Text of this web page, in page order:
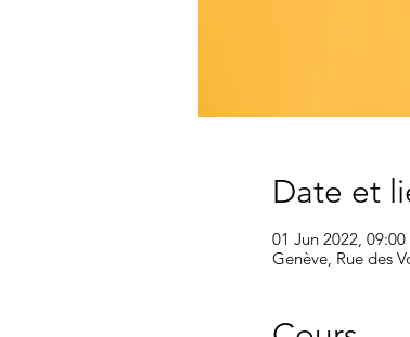
Date et
01 Jun 2022, 09:00
Genève, Rue des